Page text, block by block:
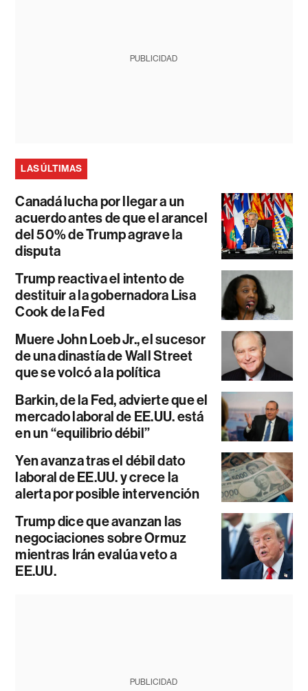
PUBLICIDAD
LAS ÚLTIMAS
Canadá lucha por llegar a un
acuerdo antes de que el arancel
del 50% de Trump agrave la
disputa
Trump reactiva el intento de
destituir a la gobernadora Lisa
Cook de la Fed
Muere John Loeb Jr., el sucesor
de una dinastía de Wall Street
que se volcó a la política
Barkin, de la Fed, advierte que el
mercado laboral de EE.UU. está
en un “equilibrio débil”
Yen avanza tras el débil dato
laboral de EE.UU. y crece la
alerta por posible intervención
Trump dice que avanzan las
negociaciones sobre Ormuz
mientras Irán evalúa veto a
EE.UU.
PUBLICIDAD